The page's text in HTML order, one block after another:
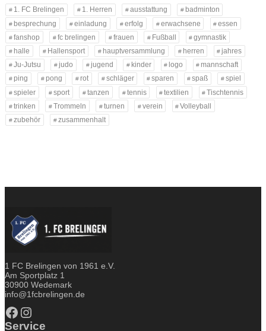
1. FC Brelingen 1. Herren ausstattung
badminton
besprechung
einladung erfolg erwachsene
essen
fanshop
fc brelingen frauen Fußball
gymnastik
halle
Hallensport hauptversammlung herren
jahres
Ju-Jutsu
judo jugend kinder logo
mannschaft
ping
pong rot schläger sparen spaß
spiel
spieler
sport tanzen tennis textilien
Tischtennis
trinken
Trommeln turnen verein
Volleyball
zubehör
zusammenhalt
1 FC Brelingen von 1961 e.V.
Am Sportplatz 1
30900 Wedemark
info@1fcbrelingen.de
Facebook Instagram
Service